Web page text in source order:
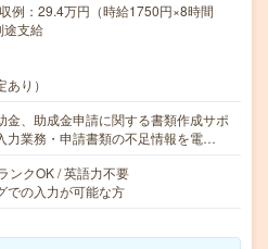
例：29.4万円（時給1750円×8時間
途支給
り）
金、助成金申請に関する書類作成サポ
力業務・申請書類の不足情報を電…
ンクOK / 英語力不要
での入力が可能な方